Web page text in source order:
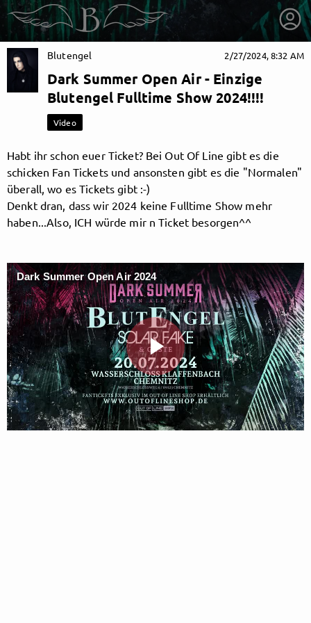
Follow Blutengel here!
About Posts Shop
Blutengel 2/27/2024, 8:32 AM
Dark Summer Open Air - Einzige
Blutengel Fulltime Show 2024!!!!
Video
Habt ihr schon euer Ticket? Bei Out Of Line gibt es die
schicken Fan Tickets und ansonsten gibt es die "Normalen"
überall, wo es Tickets gibt :-)
Denkt dran, dass wir 2024 keine Fulltime Show mehr
haben...Also, ICH würde mir n Ticket besorgen^^
Play
Video
Dark Summer Open Air 2024